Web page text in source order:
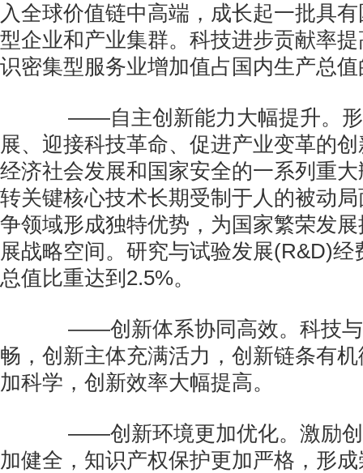
入全球价值链中高端，成长起一批具
型企业和产业集群。科技进步贡献率
识密集型服务业增加值占国内生产总
——自主创新能力大幅提升。形
展、迎接科技革命、促进产业变革的
经济社会发展和国家安全的一系列重
转关键核心技术长期受制于人的被动
争领域形成独特优势，为国家繁荣发
展战略空间。研究与试验发展(R&D)经
总值比重达到2.5%。
——创新体系协同高效。科技与
畅，创新主体充满活力，创新链条有
加科学，创新效率大幅提高。
——创新环境更加优化。激励创
加健全，知识产权保护更加严格，形